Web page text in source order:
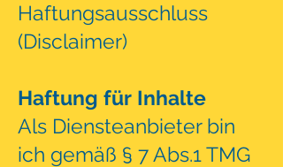
Haftungsausschluss
(Disclaimer)
Haftung für Inhalte
Als Diensteanbieter bin
ich gemäß § 7 Abs.1 TMG